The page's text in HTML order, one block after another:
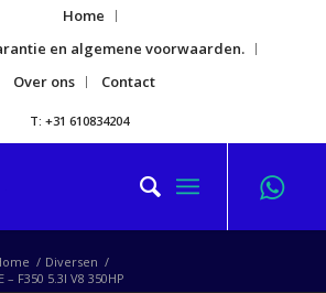
Home
en algemene voorwaarden.
Over ons
Contact
T: +31 610834204
/ Diversen /
– F350 5.3I V8 350HP